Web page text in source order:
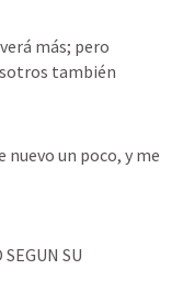
más; pero
también
nuevo un poco, y me
SU